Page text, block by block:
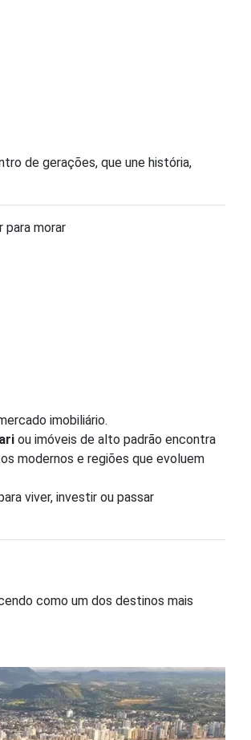
de gerações, que une história,
para morar
imobiliário.
ou imóveis de alto padrão encontra
modernos e regiões que evoluem
viver, investir ou passar
como um dos destinos mais